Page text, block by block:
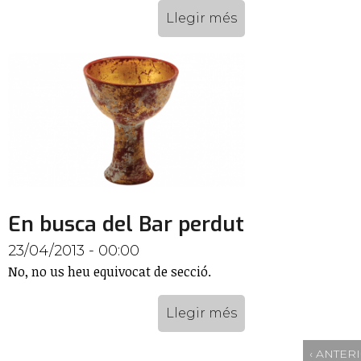
Llegir més
En busca del Bar perdut
23/04/2013 - 00:00
No, no us heu equivocat de secció.
Llegir més
‹